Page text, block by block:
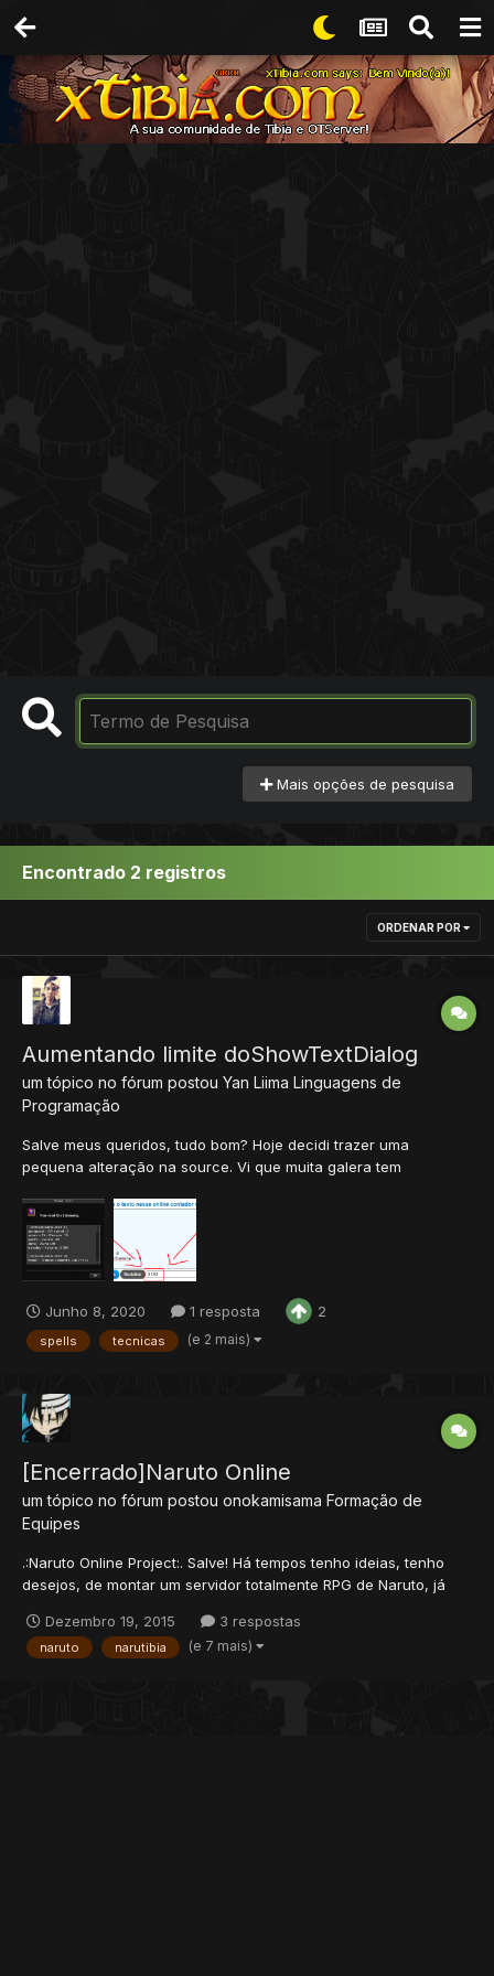
Mais opções de pesquisa
Encontrado 2 registros
ORDENAR POR
Aumentando limite doShowTextDialog
um tópico no fórum postou Yan Liima Linguagens de
Programação
Salve meus queridos, tudo bom? Hoje decidi trazer uma
pequena alteração na source. Vi que muita galera tem
doShowTextDialog, pois se excender o limite maximo de
caractere da debug no client. Isso ocorre principalmente pra
galera do derivado que costu...
Junho 8, 2020 1 resposta 2
spells tecnicas (e 2 mais)
[Encerrado]Naruto Online
um tópico no fórum postou onokamisama Formação de
Equipes
.:Naruto Online Project:. Salve! Há tempos tenho ideias, tenho
desejos, de montar um servidor totalmente RPG de Naruto, já
primórdios do Narutibia, antes mesmo do DnO, e agora resolvi
que chegou a hora de tirar esse projeto do papel,...
Dezembro 19, 2015 3 respostas
naruto narutibia (e 7 mais)